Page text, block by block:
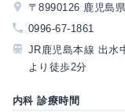
〒8990126 鹿児島
0996-67-1861
JR鹿児島本線 出水
より徒歩2分
内科 診療時間